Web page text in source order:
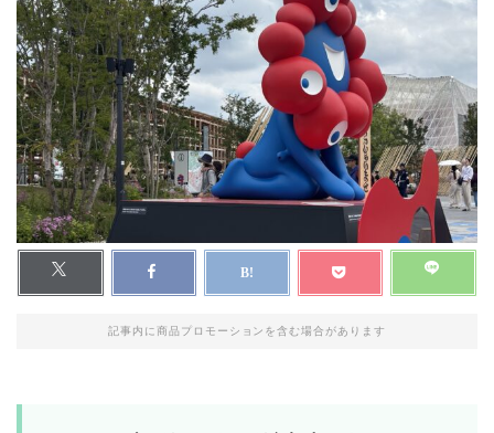
記事内に商品プロモーションを含む場合があります